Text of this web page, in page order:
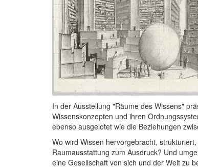
In der Ausstellung "Räume des Wissens"
Wissenskonzepten und ihren
ebenso ausgelotet wie die Beziehungen
Wo wird Wissen hervorgebracht,
Raumausstattung zum Ausdruck? Und
eine Gesellschaft von sich und der Welt zu